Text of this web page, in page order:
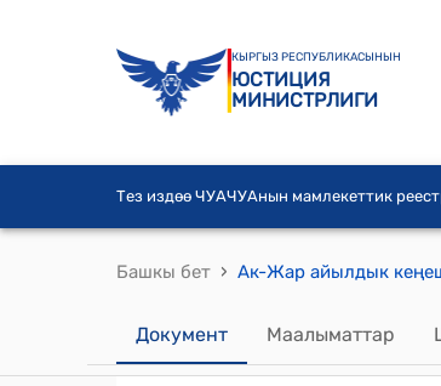
КЫРГЫЗ РЕСПУБЛИКАСЫНЫН
ЮСТИЦИЯ
МИНИСТРЛИГИ
Тез издөө ЧУАЧУАнын мамлекеттик
Башкы бет ›
Документ Маалыматтар